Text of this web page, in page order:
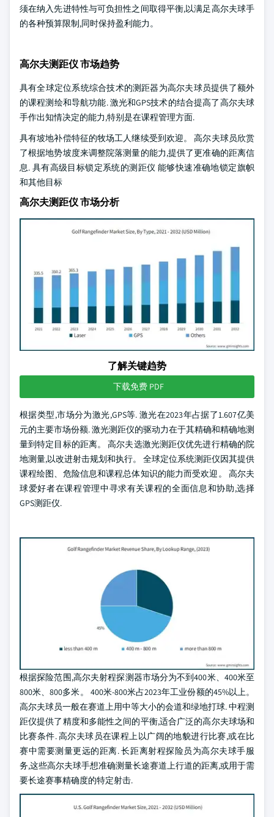
须在纳入先进特性与可负担性之间取得平衡,以满足高尔夫球手
的各种预算限制,同时保持盈利能力。
高尔夫测距仪 市场趋势
具有全球定位系统综合技术的测距器为高尔夫球员提供了额外
的课程测绘和导航功能. 激光和GPS技术的结合提高了高尔夫球
手作出知情决定的能力,特别是在课程管理方面.
具有坡地补偿特征的牧场工人继续受到欢迎。 高尔夫球员欣赏
了根据地势坡度来调整院落测量的能力,提供了更准确的距离信
息. 具有高级目标锁定系统的测距仪 能够快速准确地锁定旗帜
和其他目标
高尔夫测距仪 市场分析
了解关键趋势
下载免费 PDF
根据类型,市场分为激光,GPS等. 激光在2023年占据了1.607亿美
元的主要市场份额. 激光测距仪的驱动力在于其精确和精确地测
量到特定目标的距离。 高尔夫选激光测距仪优先进行精确的院
地测量,以改进射击规划和执行。 全球定位系统测距仪因其提供
课程绘图、危险信息和课程总体知识的能力而受欢迎。 高尔夫
球爱好者在课程管理中寻求有关课程的全面信息和协助,选择
GPS测距仪.
根据探险范围,高尔夫射程探测器市场分为不到400米、400米至
800米、800多米。 400米-800米占2023年工业份额的45%以上。
高尔夫球员一般在赛道上用中等大小的会道和绿地打球. 中程测
距仪提供了精度和多能性之间的平衡,适合广泛的高尔夫球场和
比赛条件. 高尔夫球员在课程上以广阔的地貌进行比赛,或在比
赛中需要测量更远的距离. 长距离射程探险员为高尔夫球手服
务,这些高尔夫球手想准确测量长途赛道上行道的距离,或用于需
要长途赛事精确度的特定射击.